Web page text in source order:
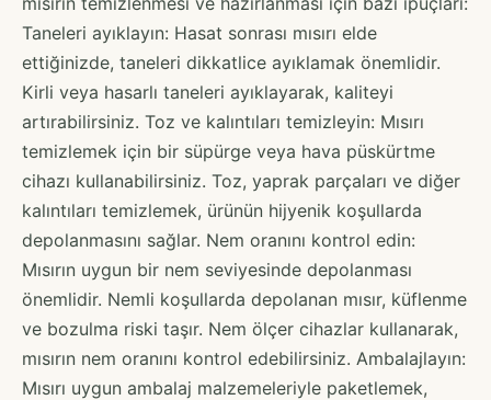
Taneleri ayıklayın: Hasat sonrası mısırı elde
ettiğinizde, taneleri dikkatlice ayıklamak önemlidir.
Kirli veya hasarlı taneleri ayıklayarak, kaliteyi
artırabilirsiniz. Toz ve kalıntıları temizleyin: Mısırı
temizlemek için bir süpürge veya hava püskürtme
cihazı kullanabilirsiniz. Toz, yaprak parçaları ve diğer
kalıntıları temizlemek, ürünün hijyenik koşullarda
depolanmasını sağlar. Nem oranını kontrol edin:
Mısırın uygun bir nem seviyesinde depolanması
önemlidir. Nemli koşullarda depolanan mısır, küflenme
ve bozulma riski taşır. Nem ölçer cihazlar kullanarak,
mısırın nem oranını kontrol edebilirsiniz. Ambalajlayın:
Mısırı uygun ambalaj malzemeleriyle paketlemek,